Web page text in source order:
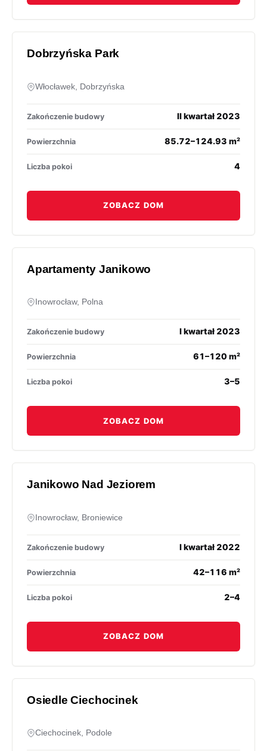
Dobrzyńska Park
Włocławek, Dobrzyńska
Zakończenie budowy II kwartał 2023
Powierzchnia 85.72–124.93 m²
Liczba pokoi 4
ZOBACZ DOM
Apartamenty Janikowo
Inowrocław, Polna
Zakończenie budowy I kwartał 2023
Powierzchnia 61–120 m²
Liczba pokoi 3–5
ZOBACZ DOM
Janikowo Nad Jeziorem
Inowrocław, Broniewice
Zakończenie budowy I kwartał 2022
Powierzchnia 42–116 m²
Liczba pokoi 2–4
ZOBACZ DOM
Osiedle Ciechocinek
Ciechocinek, Podole